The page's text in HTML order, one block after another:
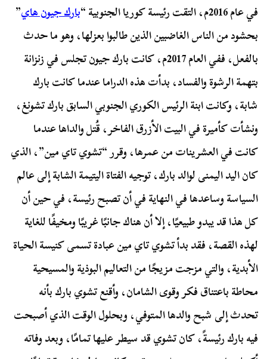
في عام 2016م، التقت رئيسة كوريا الجنوبية “ بارك جيون هاي”
بحشود من الناس الغاضبين الذين طالبوا بعزلها، وهو ما حدث
بالفعل، ففي العام 2017م، كانت بارك جيون تجلس في زنزانة
بتهمة الرشوة والفساد، بدأت هذه الدراما عندما كانت بارك
شابة، وكانت ابنة الرئيس الكوري الجنوبي السابق بارك تشونغ،
ونشأت كأميرة في البيت الأزرق الفاخر، قُتل والداها عندما
كانت في العشرينات من عمرها، وقرر “تشوي تاي مين”، الذي
كان اليد اليمنى لوالد بارك، توجيه الفتاة اليتيمة الشابة إلى عالم
السياسة وساعدها في النهاية في أن تصبح رئيسة، في حين أن
كل هذا قد يبدو طبيعيًا، إلا أن هناك جانبًا غريبًا ومخيفًا للغاية
لهذه القصة، فقد بدأ تشوي تاي مين عبادة تسمى كنيسة الحياة
الأبدية، والتي مزجت مزيجًا من التعاليم البوذية والمسيحية
محاطة باعتناق فكر وقوى الشامان، وأقنع تشوي بارك بأنه
تحدث إلى شبح والدها المتوفي، وبحلول الوقت الذي أصبحت
فيه بارك رئيسةً، كان تشوي قد سيطر عليها تمامًا، وبعد وفاته